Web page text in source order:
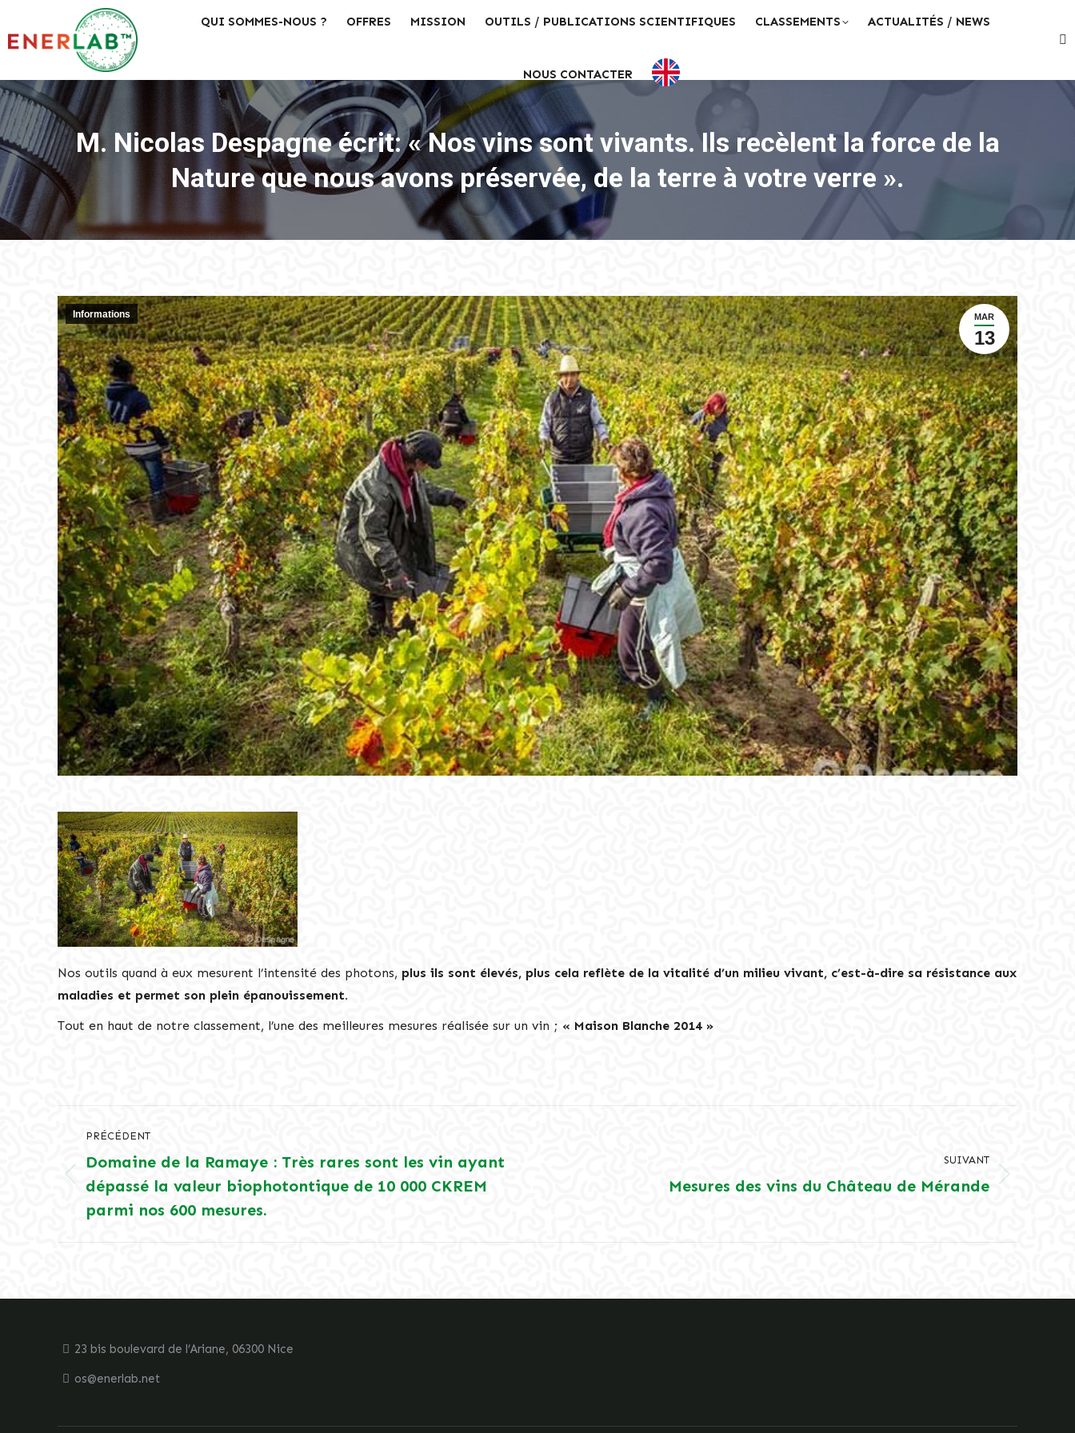
QUI SOMMES-NOUS ? OFFRES MISSION OUTILS / PUBLICATIONS SCIENTIFIQUES CLASSEMENTS ACTUALITÉS / NEWS
NOUS CONTACTER
M. Nicolas Despagne écrit: « Nos vins sont vivants. Ils recèlent la force de la
Nature que nous avons préservée, de la terre à votre verre ».
MAR
13
Informations
Nos outils quand à eux mesurent l’intensité des photons, plus ils sont élevés, plus cela reflète de la vitalité d’un milieu vivant, c’est-à-dire sa résistance aux
maladies et permet son plein épanouissement.
Tout en haut de notre classement, l’une des meilleures mesures réalisée sur un vin ; « Maison Blanche 2014 »
Navigation
article
PRÉCÉDENT
Article
précédent
Domaine de la Ramaye : Très rares sont les vin ayant
dépassé la valeur biophotontique de 10 000 CKREM
parmi nos 600 mesures.
SUIVANT
Mesures des vins du Château de Mérande
23 bis boulevard de l’Ariane, 06300 Nice
os@enerlab.net